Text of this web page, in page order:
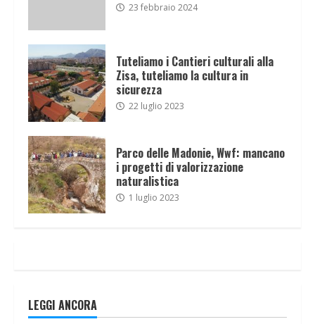
23 febbraio 2024
Tuteliamo i Cantieri culturali alla
Zisa, tuteliamo la cultura in
sicurezza
22 luglio 2023
Parco delle Madonie, Wwf: mancano
i progetti di valorizzazione
naturalistica
1 luglio 2023
LEGGI ANCORA